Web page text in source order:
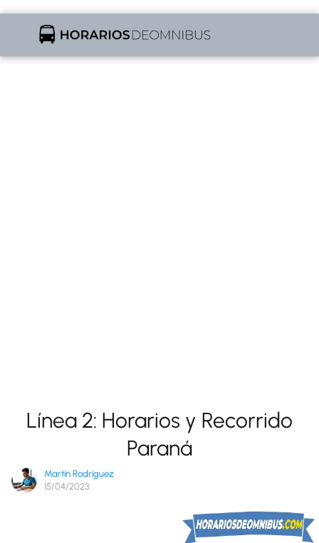
Línea 2: Horarios y Recorrido
Paraná
Martín Rodríguez
15/04/2023